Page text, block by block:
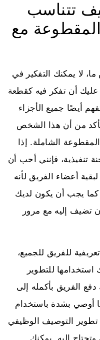
تتناسب
مع
لا يمكنك التفكير في
أن تفكر فيه كقطعة
أيضًا جميع الأجزاء
من أن هذا الشخص
الشاملة. إذا
فإنني أحب أن
أعضاء الفريق لأنه
كما يجب أن يكون لديك
تضيف إليه مع مرور
للفريق للجميع،
للتطوير
الفريق بأكمله إلى
أوصي بشدة باستخدام
التوصيف الوظيفي
إليه. يمكنك